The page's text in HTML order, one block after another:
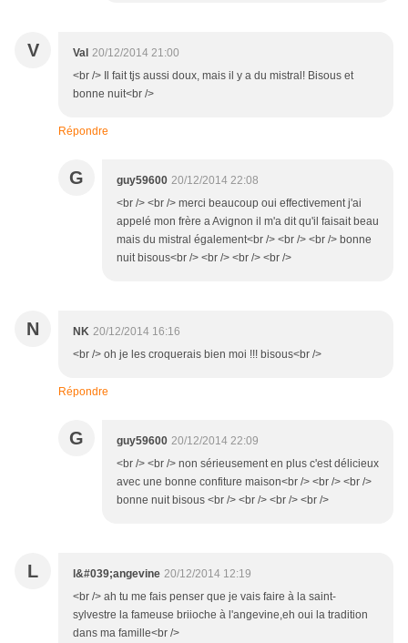
V Val 20/12/2014 21:00
<br /> Il fait tjs aussi doux, mais il y a du mistral! Bisous et
bonne nuit<br />
Répondre
G guy59600 20/12/2014 22:08
<br /> <br /> merci beaucoup oui effectivement j'ai
appelé mon frère a Avignon il m'a dit qu'il faisait beau
mais du mistral également<br /> <br /> <br /> bonne
nuit bisous<br /> <br /> <br /> <br />
N NK 20/12/2014 16:16
<br /> oh je les croquerais bien moi !!! bisous<br />
Répondre
G guy59600 20/12/2014 22:09
<br /> <br /> non sérieusement en plus c'est délicieux
avec une bonne confiture maison<br /> <br /> <br />
bonne nuit bisous <br /> <br /> <br /> <br />
L l&#039;angevine 20/12/2014 12:19
<br /> ah tu me fais penser que je vais faire à la saint-
sylvestre la fameuse briioche à l'angevine,eh oui la tradition
dans ma famille<br />